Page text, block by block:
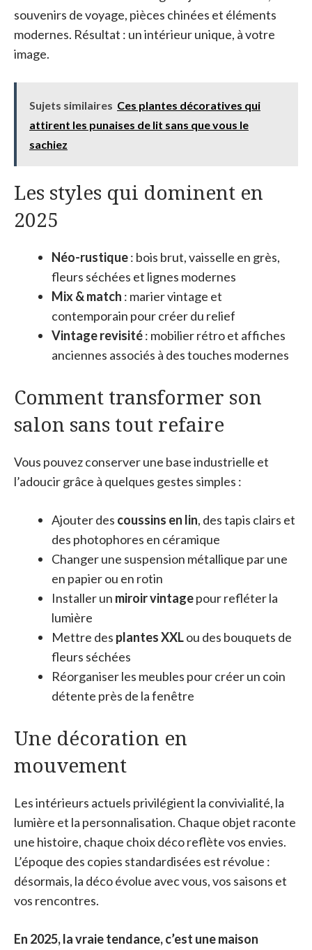
souvenirs de voyage, pièces chinées et éléments
modernes. Résultat : un intérieur unique, à votre
image.
Sujets similaires Ces plantes décoratives qui
attirent les punaises de lit sans que vous le
sachiez
Les styles qui dominent en
2025
Néo-rustique: bois brut, vaisselle en grès,
fleurs séchées et lignes modernes
Mix & match : marier vintage et
contemporain pour créer du relief
Vintage revisité: mobilier rétro et affiches
anciennes associés à des touches modernes
Comment transformer son
salon sans tout refaire
Vous pouvez conserver une base industrielle et
l’adoucir grâce à quelques gestes simples :
Ajouter des coussins en lin, des tapis clairs et
des photophores en céramique
Changer une suspension métallique par une
en papier ou en rotin
Installer un miroir vintagepour refléter la
lumière
Mettre des plantes XXLou des bouquets de
fleurs séchées
Réorganiser les meubles pour créer un coin
détente près de la fenêtre
Une décoration en
mouvement
Les intérieurs actuels privilégient la convivialité, la
lumière et la personnalisation. Chaque objet raconte
une histoire, chaque choix déco reflète vos envies.
L’époque des copies standardisées est révolue :
désormais, la déco évolue avec vous, vos saisons et
vos rencontres.
En 2025, la vraie tendance, c’est une maison